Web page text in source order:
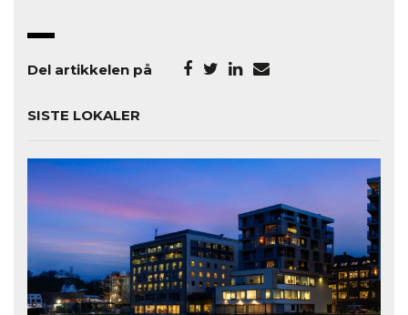
Del artikkelen på
SISTE LOKALER